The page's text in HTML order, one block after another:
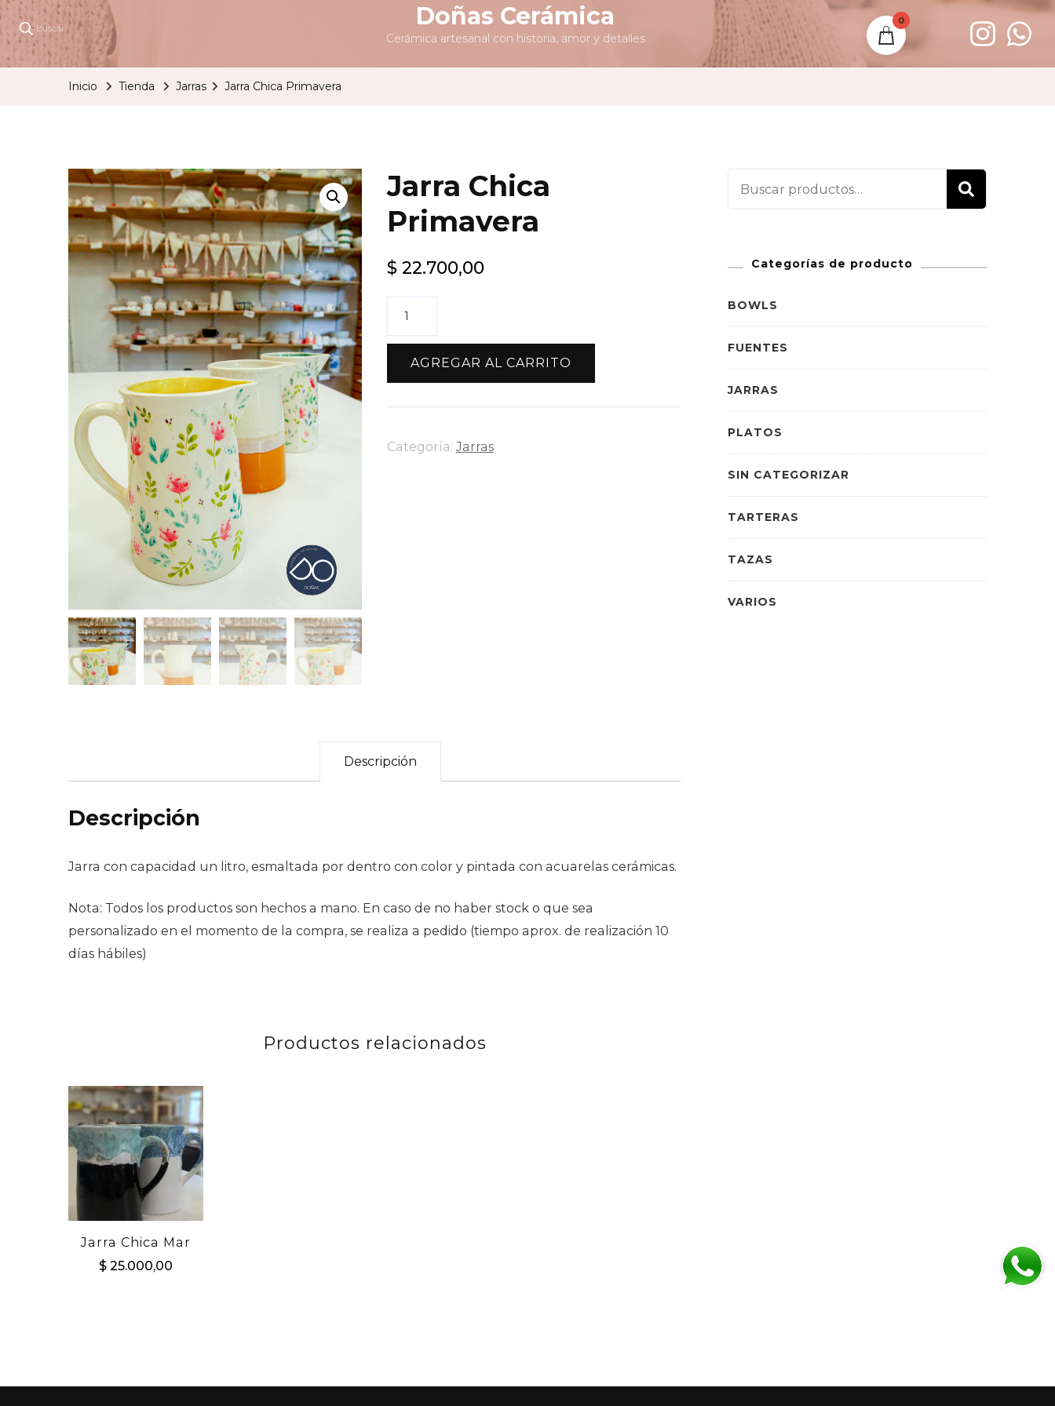
0
Buscar Doñas Cerámica
Cerámica artesanal con historia, amor y detalles
Inicio Tienda Jarras Jarra Chica Primavera
Jarra Chica
Primavera
$22.700,00
AGREGAR AL CARRITO
Categoría: Jarras
Descripción
Descripción
Jarra con capacidad un litro, esmaltada por dentro con color y pintada con acuarelas cerámicas.
Nota: Todos los productos son hechos a mano. En caso de no haber stock o que sea
personalizado en el momento de la compra, se realiza a pedido (tiempo aprox. de realización 10
días hábiles)
Productos relacionados
Jarra Chica Mar
$25.000,00
Buscar
Categorías de producto
BOWLS
FUENTES
JARRAS
PLATOS
SIN CATEGORIZAR
TARTERAS
TAZAS
VARIOS